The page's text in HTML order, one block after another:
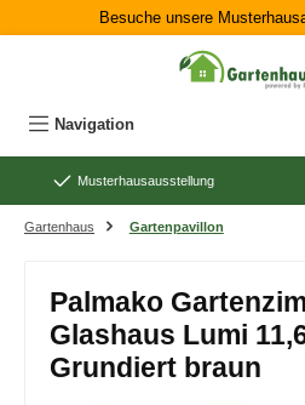
Zum Hauptinhalt springen
Besuche unsere
Navigation
Musterhausausstellung
Gartenhaus Gartenpavillon
Palmako
Glashaus Lumi
Grundiert braun